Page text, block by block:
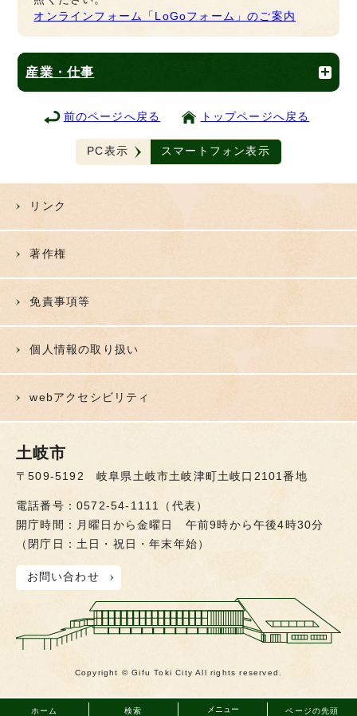
オンラインフォーム「LoGoフォーム」のご案内
産業・仕事
前のページへ戻る トップページへ戻る
PC表示 スマートフォン表示
ホーム 検索 メニュー ページの先頭
リンク
著作権
免責事項等
個人情報の取り扱い
webアクセシビリティ
土岐市
〒509-5192 岐阜県土岐市土岐津町土岐口2101番地
電話番号：0572-54-1111（代表）
開庁時間：月曜日から金曜日 午前9時から午後4時30分
（閉庁日：土日・祝日・年末年始）
お問い合わせ
Copyright © Gifu Toki City All rights reserved.